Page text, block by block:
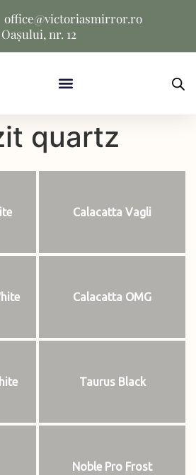
office@victoriasmirror.ro
nr. 12
quartz
Calacatta Vagli
Calacatta OMG
Taurus Black
Noble Pro Frost